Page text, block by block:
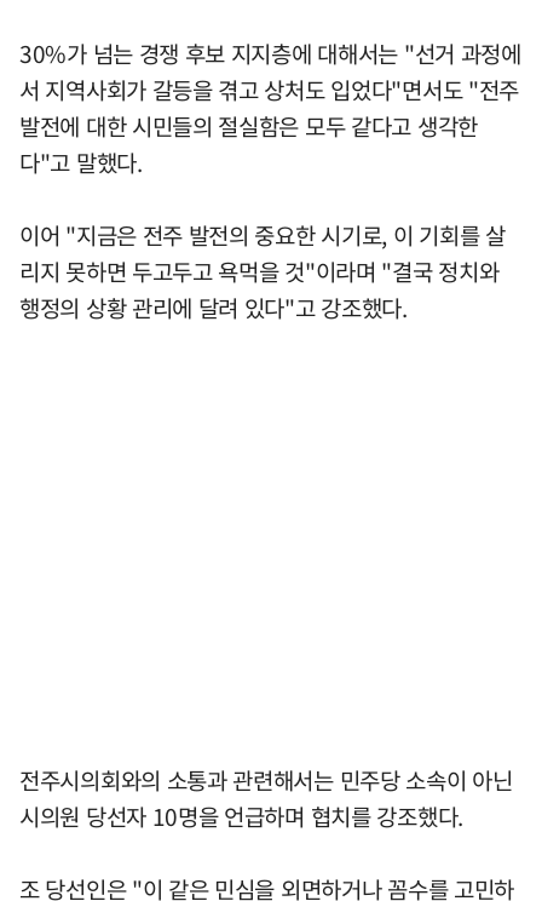
30%가 넘는 경쟁 후보 지지층에 대해서는 "선거 과정에
서 지역사회가 갈등을 겪고 상처도 입었다"면서도 "전주
발전에 대한 시민들의 절실함은 모두 같다고 생각한
다"고 말했다.
이어 "지금은 전주 발전의 중요한 시기로, 이 기회를 살
리지 못하면 두고두고 욕먹을 것"이라며 "결국 정치와
행정의 상황 관리에 달려 있다"고 강조했다.
전주시의회와의 소통과 관련해서는 민주당 소속이 아닌
시의원 당선자 10명을 언급하며 협치를 강조했다.
조 당선인은 "이 같은 민심을 외면하거나 꼼수를 고민하